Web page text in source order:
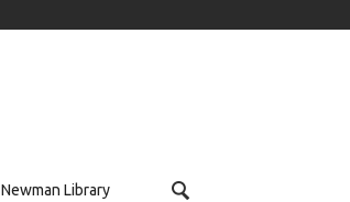
Newman Library